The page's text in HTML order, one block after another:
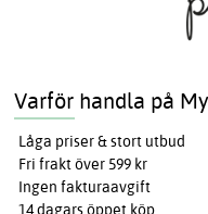
Varför handla på
Låga priser & stort utbud
Fri frakt över 599 kr
Ingen fakturaavgift
14 dagars öppet köp